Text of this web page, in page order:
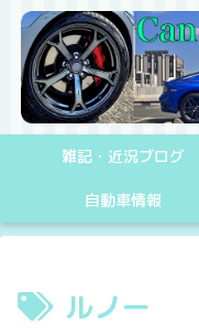
雑記・近況ブログ
自動車情報
ルノー